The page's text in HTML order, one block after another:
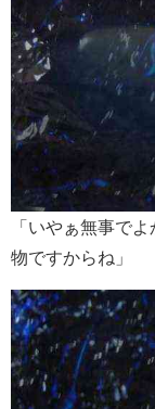
「いやぁ無事で
物ですからね」